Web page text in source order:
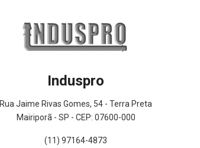
Induspro
Rua Jaime Rivas Gomes, 54 - Terra Preta
Mairiporã - SP - CEP: 07600-000
(11) 97164-4873